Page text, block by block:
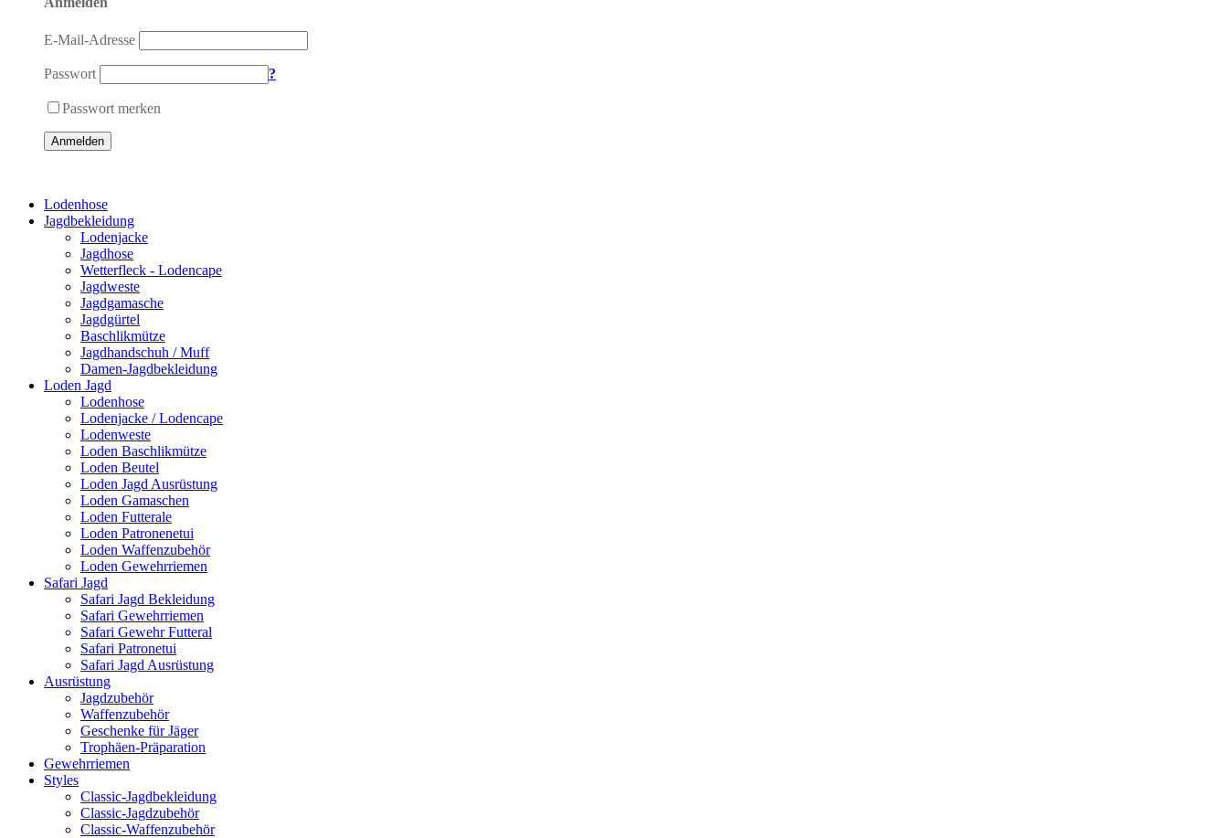
E-Mail-Adresse
Passwort ?
Passwort merken
Anmelden
Lodenhose
Jagdbekleidung
Lodenjacke
Jagdhose
Wetterfleck - Lodencape
Jagdweste
Jagdgamasche
Jagdgürtel
Baschlikmütze
Jagdhandschuh / Muff
Damen-Jagdbekleidung
Loden Jagd
Lodenhose
Lodenjacke / Lodencape
Lodenweste
Loden Baschlikmütze
Loden Beutel
Loden Jagd Ausrüstung
Loden Gamaschen
Loden Futterale
Loden Patronenetui
Loden Waffenzubehör
Loden Gewehrriemen
Safari Jagd
Safari Jagd Bekleidung
Safari Gewehrriemen
Safari Gewehr Futteral
Safari Patronetui
Safari Jagd Ausrüstung
Ausrüstung
Jagdzubehör
Waffenzubehör
Geschenke für Jäger
Trophäen-Präparation
Gewehrriemen
Styles
Classic-Jagdbekleidung
Classic-Jagdzubehör
Classic-Waffenzubehör